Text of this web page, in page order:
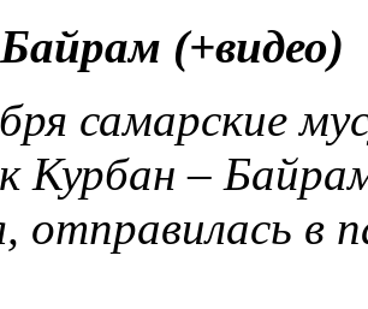
(+видео)
самарские
Курбан –
отправилась в